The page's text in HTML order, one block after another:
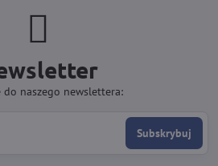
do naszego newslettera:
Subskrybuj